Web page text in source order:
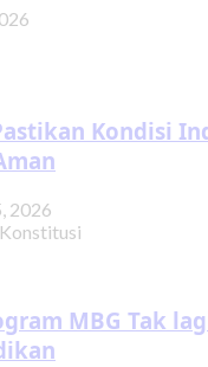
Kondisi
2026
MBG Tak